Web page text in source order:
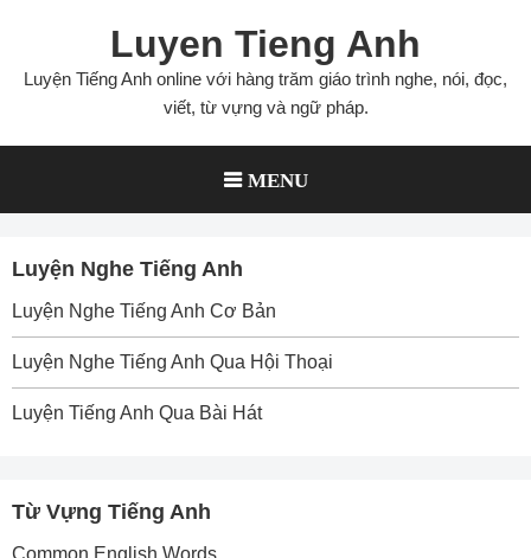
content
Luyen Tieng Anh
Luyện Tiếng Anh online với hàng trăm giáo trình nghe, nói, đọc,
viết, từ vựng và ngữ pháp.
MENU
Luyện Nghe Tiếng Anh
Luyện Nghe Tiếng Anh Cơ Bản
Luyện Nghe Tiếng Anh Qua Hội Thoại
Luyện Tiếng Anh Qua Bài Hát
Từ Vựng Tiếng Anh
Common English Words